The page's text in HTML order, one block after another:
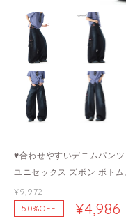
♥合わせやすいデニムパン
ユニセックス ズボン ボトム
¥9,972
50%OFF
¥4,986